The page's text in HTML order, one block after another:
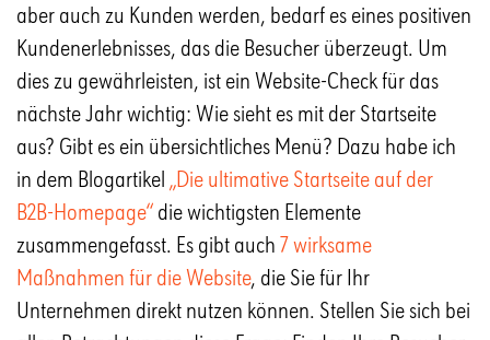
aber auch zu Kunden werden, bedarf es eines positiven
Kundenerlebnisses, das die Besucher überzeugt. Um
dies zu gewährleisten, ist ein Website-Check für das
nächste Jahr wichtig: Wie sieht es mit der Startseite
aus? Gibt es ein übersichtliches Menü? Dazu habe ich
in dem Blogartikel „Die ultimative Startseite auf der
B2B-Homepage“ die wichtigsten Elemente
zusammengefasst. Es gibt auch 7 wirksame
Maßnahmen für die Website, die Sie für Ihr
Unternehmen direkt nutzen können. Stellen Sie sich bei